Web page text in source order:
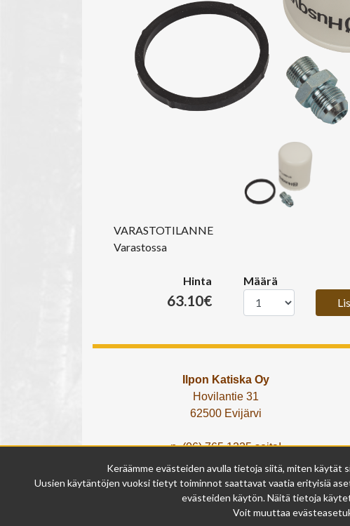
VARASTOTILANNE
Varastossa
Hinta
63.10€
Määrä
Ilpon Katiska Oy
Hovilantie 31
62500 Evijärvi
p. (06) 765 1225 soita!
tai lähetä What's App viesti!
info@ilponkatiska.fi
y-tunnus: 2404114-9
Keräämme evästeiden avulla tietoja siitä, miten
Uusien käytäntöjen vuoksi tietyt toiminnot saattavat vaatia erityisiä
evästeiden käytön. Näitä tietoja
Voit muuttaa